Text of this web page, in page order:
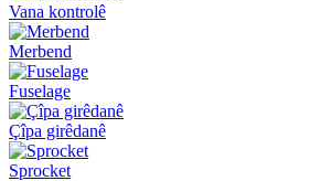
Vana kontrolê
Merbend
Fuselage
Çîpa girêdanê
Sprocket